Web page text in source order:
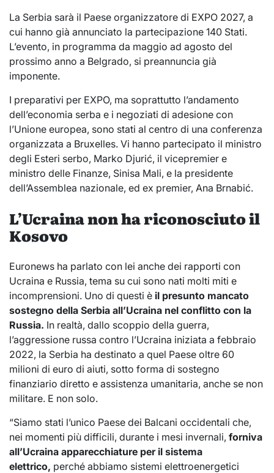
La Serbia sarà il Paese organizzatore di EXPO 2027, a
cui hanno già annunciato la partecipazione 140 Stati.
L’evento, in programma da maggio ad agosto del
prossimo anno a Belgrado, si preannuncia già
imponente.
I preparativi per EXPO, ma soprattutto l’andamento
dell’economia serba e i negoziati di adesione con
l’Unione europea, sono stati al centro di una conferenza
organizzata a Bruxelles. Vi hanno partecipato il ministro
degli Esteri serbo, Marko Djurić, il vicepremier e
ministro delle Finanze, Sinisa Mali, e la presidente
dell’Assemblea nazionale, ed ex premier, Ana Brnabić.
L’Ucraina non ha riconosciuto il
Kosovo
Euronews ha parlato con lei anche dei rapporti con
Ucraina e Russia, tema su cui sono nati molti miti e
incomprensioni. Uno di questi è il presunto mancato
sostegno della Serbia all’Ucraina nel conflitto con la
Russia. In realtà, dallo scoppio della guerra,
l’aggressione russa contro l’Ucraina iniziata a febbraio
2022, la Serbia ha destinato a quel Paese oltre 60
milioni di euro di aiuti, sotto forma di sostegno
finanziario diretto e assistenza umanitaria, anche se non
militare. E non solo.
“Siamo stati l’unico Paese dei Balcani occidentali che,
nei momenti più difficili, durante i mesi invernali, forniva
all’Ucraina apparecchiature per il sistema
elettrico, perché abbiamo sistemi elettroenergetici